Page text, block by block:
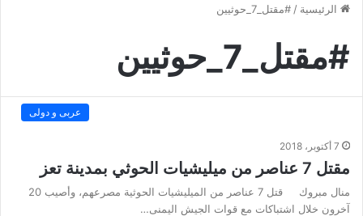
الرئيسية / #مقتل_7_حوثيين
#مقتل_7_حوثيين
عربى و دولى
7 أكتوبر، 2018
مقتل 7 عناصر من ميليشيات الحوثي بمدينة تعز
منال مبروك قتل 7 عناصر من الميليشيات الحوثية مصرعهم، وأصيب 20
آخرون خلال اشتباكات مع قوات الجيش اليمنى…